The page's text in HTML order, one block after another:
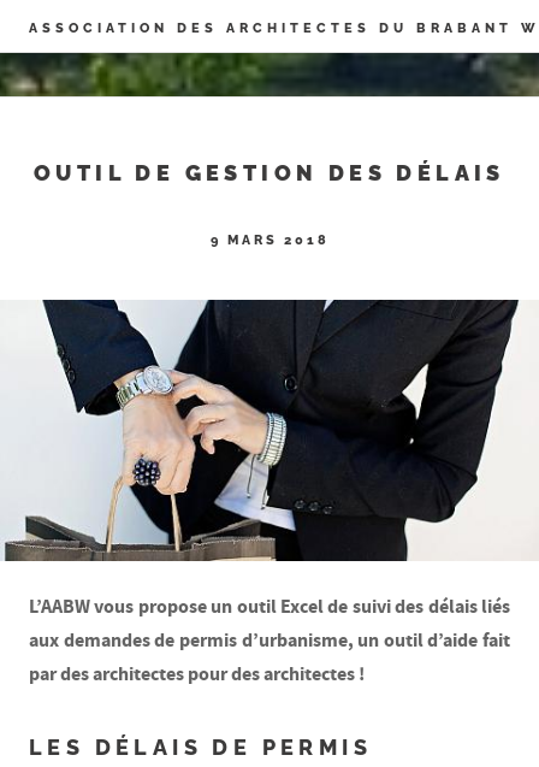
Panneau de gestion des cookies
ASSOCIATION DES ARCHITECTES DU BRABANT
OUTIL DE GESTION DES DÉLAIS
9 MARS 2018
L’AABW vous propose un outil Excel de suivi des délais liés
aux demandes de permis d’urbanisme, un outil d’aide fait
par des architectes pour des architectes !
LES DÉLAIS DE PERMIS